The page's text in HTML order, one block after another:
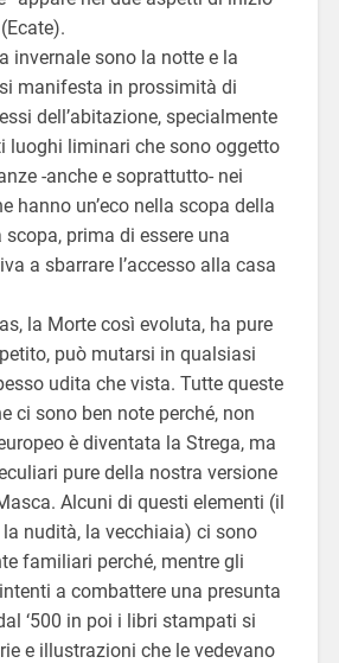
invernale sono la notte e la
manifesta in prossimità di
dell’abitazione, specialmente
luoghi liminari che sono oggetto
-anche e soprattutto- nei
hanno un’eco nella scopa della
prima di essere una
a sbarrare l’accesso alla casa
la Morte così evoluta, ha pure
può mutarsi in qualsiasi
udita che vista. Tutte queste
ci sono ben note perché, non
è diventata la Strega, ma
pure della nostra versione
Alcuni di questi elementi (il
nudità, la vecchiaia) ci sono
familiari perché, mentre gli
a combattere una presunta
‘500 in poi i libri stampati si
e illustrazioni che le vedevano